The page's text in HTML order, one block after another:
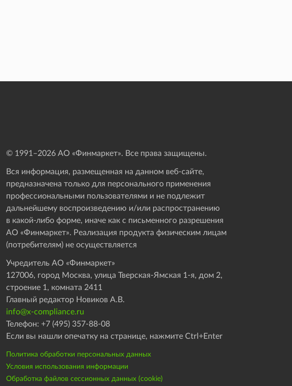
© 1991–2026АО «Финмаркет». Все права защищены.
Вся информация, размещенная на данном веб-сайте,
предназначена только для персонального применения
профессиональными пользователями и не подлежит
дальнейшему воспроизведению и/или распространению
в какой-либо форме, иначе как с письменного разрешения
АО «Финмаркет». Реализация продукта физическим лицам
(потребителям) не осуществляется
Учредитель АО «Финмаркет»
127006, город Москва, улица Тверская-Ямская 1-я, дом 2,
строение 1, комната 2411
Главный редактор Новиков А.В.
info@x-compliance.ru
Телефон: +7 (495) 357-88-08
Если вы нашли опечатку на странице, нажмите Ctrl+Enter
Политика обработки персональных данных
Условия использования информации
Обработка файлов сессионных данных (cookie)